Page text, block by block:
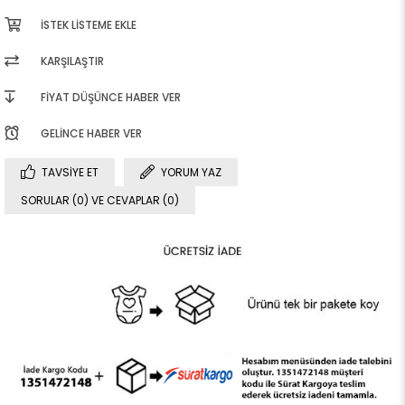
İSTEK LISTEME EKLE
KARŞILAŞTIR
FIYAT DÜŞÜNCE HABER VER
GELINCE HABER VER
TAVSIYE ET
YORUM YAZ
SORULAR (0) VE CEVAPLAR (0)